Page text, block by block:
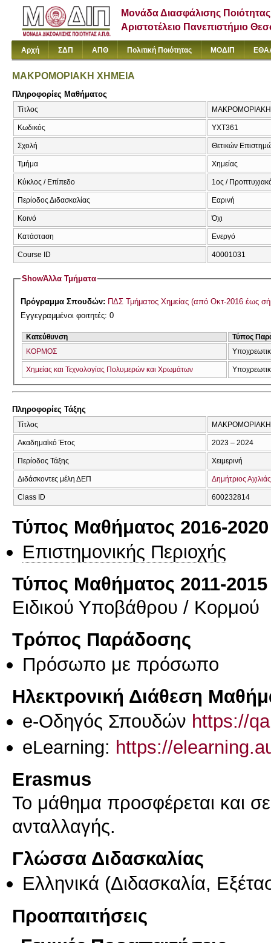
Μονάδα Διασφάλισης Ποιότητας
Αριστοτέλειο Πανεπιστήμιο
Αρχή ΣΔΠ ΑΠΘ Πολιτική Ποιότητας ΜΟΔΙΠ
ΜΑΚΡΟΜΟΡΙΑΚΗ ΧΗΜΕΙΑ
Πληροφορίες Μαθήματος
Τίτλος ΜΑΚΡΟΜΟΡΙΑΚΗ
Κωδικός ΥΧΤ361
Σχολή Θετικών
Τμήμα Χημείας
Κύκλος / Επίπεδο 1ος /
Περίοδος Διδασκαλίας Εαρινή
Κοινό Όχι
Κατάσταση Ενεργό
Course ID 40001031
ShowΆλλα Τμήματα
Πρόγραμμα Σπουδών: ΠΔΣ Τμήματος Χημείας (από Οκτ-2016 έως
Εγγεγραμμένοι φοιτητές: 0
Κατεύθυνση
Τύπος
ΚΟΡΜΟΣ
Χημείας και Τεχνολογίας Πολυμερών και Χρωμάτων
Πληροφορίες Τάξης
Τίτλος
Ακαδημαϊκό Έτος 2023 – 2024
Περίοδος Τάξης Χειμερινή
Διδάσκοντες μέλη ΔΕΠ Δημήτριος Αχιλιάς
Class ID 600232814
Τύπος Μαθήματος 2016-2020
Επιστημονικής Περιοχής
Τύπος Μαθήματος 2011-2015
Ειδικού Υποβάθρου / Κορμού
Τρόπος Παράδοσης
Πρόσωπο με πρόσωπο
Ηλεκτρονική Διάθεση
e-Οδηγός Σπουδών https://
eLearning: https://
Erasmus
Το μάθημα προσφέρεται και
ανταλλαγής.
Γλώσσα Διδασκαλίας
Ελληνικά (Διδασκαλία,
Προαπαιτήσεις